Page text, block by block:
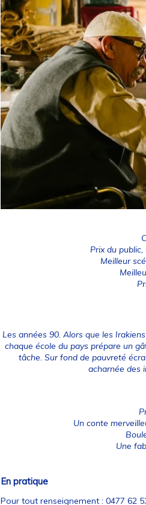
Prix du
Meilleur
Les années 90. Alors que les
chaque école du pays prépare un
tâche. Sur fond de pauvreté
acharnée des
Un conte
Une
En pratique
Pour tout renseignement : 0477 62